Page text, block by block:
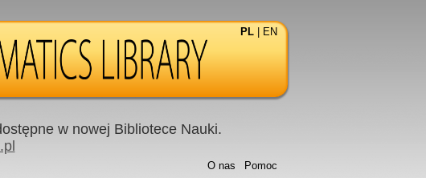
PL EN
w nowej Bibliotece Nauki.
Pomoc
O nas